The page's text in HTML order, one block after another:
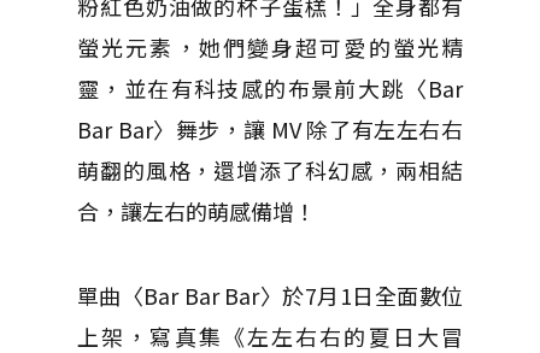
螢光元素，她們變身超可愛的螢光精
靈，並在有科技感的布景前大跳〈Bar
Bar Bar〉舞步，讓 MV 除了有左左右右
萌翻的風格，還增添了科幻感，兩相結
合，讓左右的萌感備增！
單曲〈Bar Bar Bar〉於7月1日全面數位
上架，寫真集《左左右右的夏日大冒